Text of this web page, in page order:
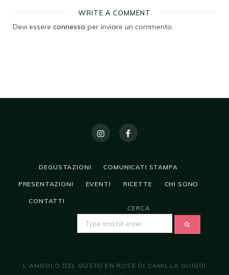
WRITE A COMMENT
Devi essere connesso per inviare un commento.
DEGUSTAZIONI COMUNICATI STAMPA
PRESENTAZIONI EVENTI RICETTE CHI SONO
CONTATTI
CERCA
FOR:
L'ANGOLO DEL GUSTO EN ROSE DI CAMILLA GUIGGI